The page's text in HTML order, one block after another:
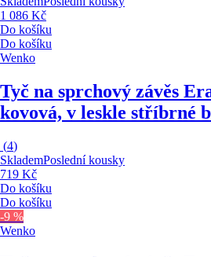
1 086 Kč
Do košíku
Do košíku
Wenko
Tyč na sprchový závěs
kovová, v leskle stříbrné
(4)
SklademPoslední kousky
719 Kč
Do košíku
Do košíku
-9 %
Wenko